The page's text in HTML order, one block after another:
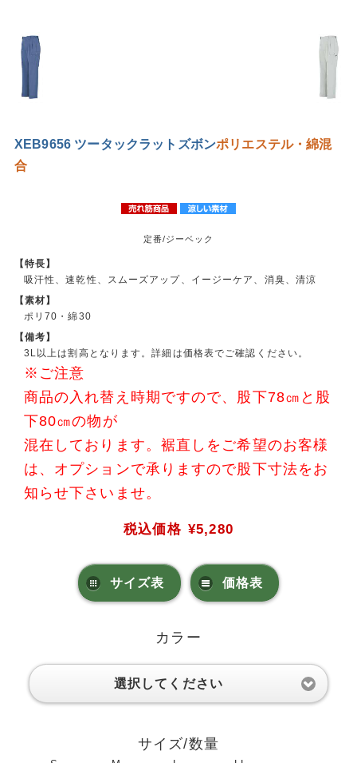
XEB9656 ツータックラットズボンポリエステル・綿混
合
定番/ジーベック
【特長】
吸汗性、速乾性、スムーズアップ、イージーケア、消臭、清涼
【素材】
ポリ70・綿30
【備考】
3L以上は割高となります。詳細は価格表でご確認ください。
※ご注意
商品の入れ替え時期ですので、股下78㎝と股
下80㎝の物が
混在しております。裾直しをご希望のお客様
は、オプションで承りますので股下寸法をお
知らせ下さいませ。
税込価格 ¥5,280
サイズ表 価格表
カラー
選択してください
サイズ/数量